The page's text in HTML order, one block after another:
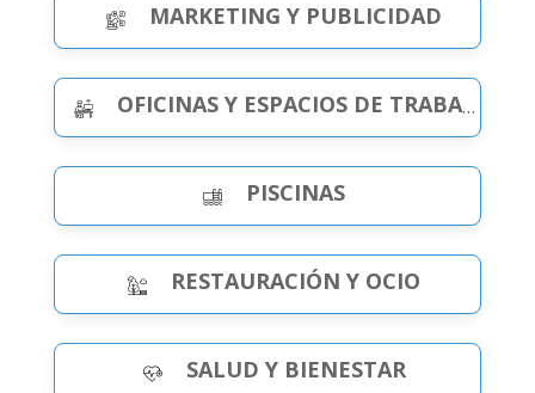
MARKETING Y PUBLICIDAD
OFICINAS Y ESPACIOS DE TRABAJO
PISCINAS
RESTAURACIÓN Y OCIO
SALUD Y BIENESTAR